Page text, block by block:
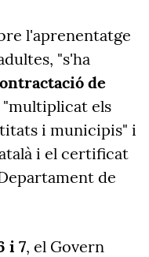
l'aprenentatge
"s'ha
de
"multiplicat els
i municipis" i
i el certificat
de
i 7, el Govern